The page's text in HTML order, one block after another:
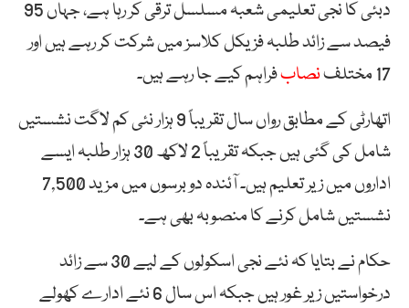
دبئی کا نجی تعلیمی شعبہ مسلسل ترقی کر رہا ہے، جہاں 95
فیصد سے زائد طلبہ فزیکل کلاسز میں شرکت کر رہے ہیں اور
17 مختلف
نصابفراہم کیے جا رہے ہیں۔
اتھارٹی کے مطابق رواں سال تقریباً 9 ہزار نئی کم لاگت نشستیں
شامل کی گئی ہیں جبکہ تقریباً 2 لاکھ 30 ہزار طلبہ ایسے
اداروں میں زیر تعلیم ہیں۔ آئندہ دو برسوں میں مزید 7,500
نشستیں شامل کرنے کا منصوبہ بھی ہے۔
حکام نے بتایا کہ نئے نجی اسکولوں کے لیے 30 سے زائد
درخواستیں زیر غور ہیں جبکہ اس سال 6 نئے ادارے کھولے